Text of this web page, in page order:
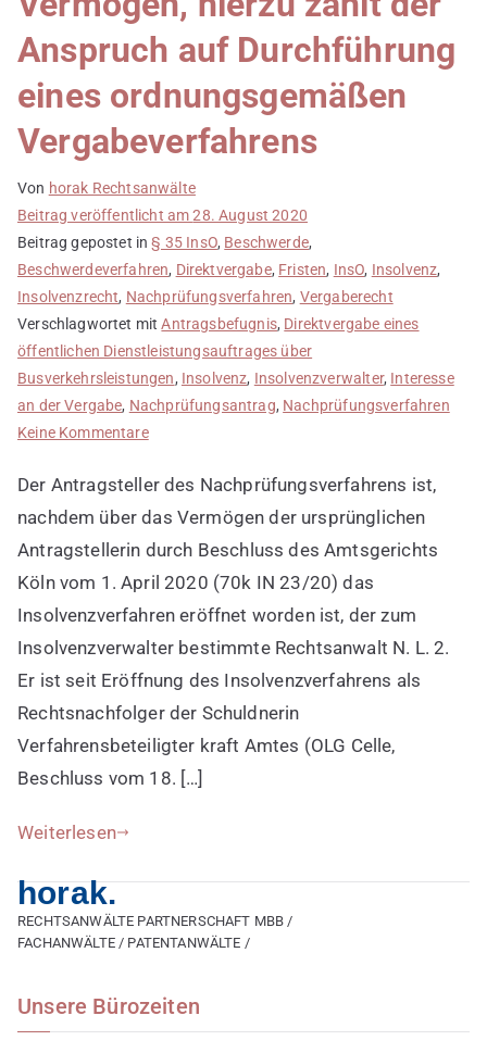
Anspruch auf Durchführung
eines ordnungsgemäßen
Vergabeverfahrens
Von horak Rechtsanwälte
Beitrag veröffentlicht am28. August 2020
Beitrag gepostet in§ 35 InsO, Beschwerde,
Beschwerdeverfahren, Direktvergabe, Fristen, InsO, Insolvenz,
Insolvenzrecht, Nachprüfungsverfahren, Vergaberecht
Verschlagwortet mitAntragsbefugnis, Direktvergabe eines
öffentlichen Dienstleistungsauftrages über
Busverkehrsleistungen, Insolvenz, Insolvenzverwalter, Interesse
an der Vergabe, Nachprüfungsantrag, Nachprüfungsverfahren
Keine Kommentarezu
Insolvenzverfahren
erfasst
gemäß
35
Abs.
1
InsO
Vermögen,
hierzu
Durchführung
eines
Vergabeverfahrens
Der Antragsteller des Nachprüfungsverfahrens ist,
nachdem über das Vermögen der ursprünglichen
Antragstellerin durch Beschluss des Amtsgerichts
Köln vom 1. April 2020 (70k IN 23/20) das
Insolvenzverfahren eröffnet worden ist, der zum
Insolvenzverwalter bestimmte Rechtsanwalt N. L. 2.
Er ist seit Eröffnung des Insolvenzverfahrens als
Rechtsnachfolger der Schuldnerin
Verfahrensbeteiligter kraft Amtes (OLG Celle,
Beschluss vom 18. […]
Weiterlesen
horak.
RECHTSANWÄLTE PARTNERSCHAFT MBB /
FACHANWÄLTE / PATENTANWÄLTE /
Unsere Bürozeiten